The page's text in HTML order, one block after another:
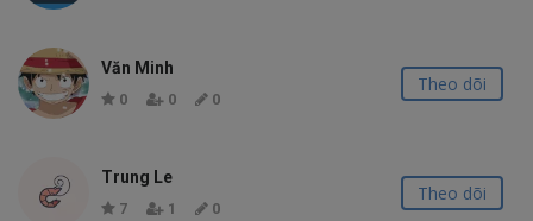
Văn Minh
0 0 0
Theo dõi
Trung Le
7 1 0
Theo dõi